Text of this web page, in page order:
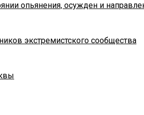
опьянения, осужден и
экстремистского сообщества